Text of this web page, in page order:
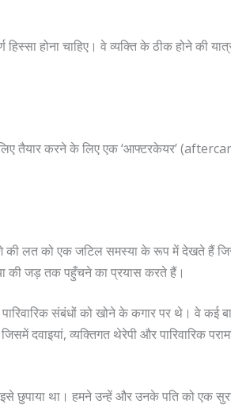
होना चाहिए। वे व्यक्ति के ठीक होने की
तैयार करने के लिए एक ‘आफ्टरकेयर’
की लत को एक जटिल समस्या के रूप में देखते हैं
की जड़ तक पहुँचने का प्रयास करते हैं।
संबंधों को खोने के कगार पर थे। वे कई
व्यक्तिगत थेरेपी और पारिवारिक
छुपाया था। हमने उन्हें और उनके पति को एक